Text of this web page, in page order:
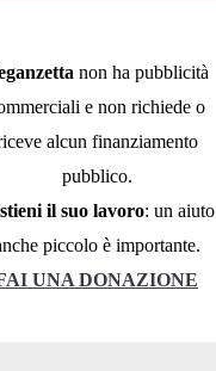
non ha pubblicità
e non richiede o
alcun finanziamento
pubblico.
il suo lavoro: un aiuto
piccolo è importante.
UNA DONAZIONE